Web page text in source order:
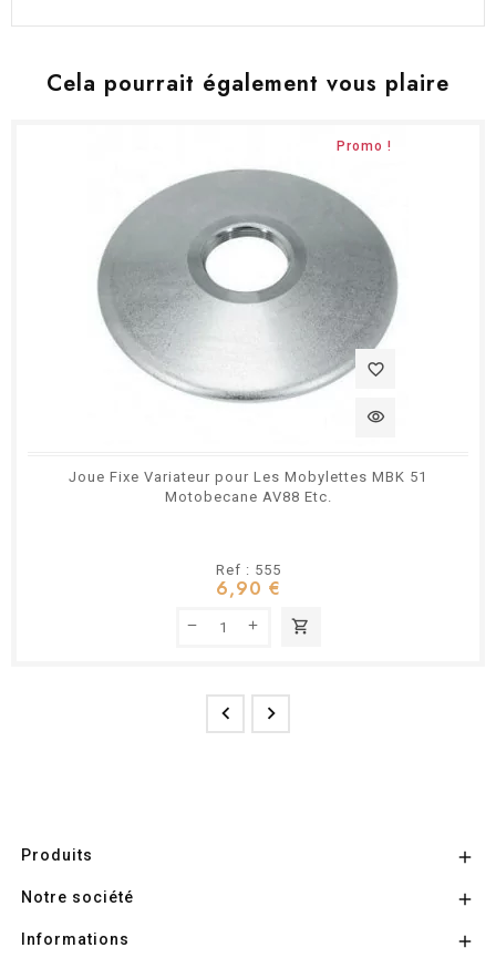
Cela pourrait également vous plaire
Promo !
favorite_border
visibility
Joue Fixe Variateur pour Les Mobylettes MBK 51
Motobecane AV88 Etc.
Ref : 555
6,90 €
shopping_cart
 
Produits 
Notre société 
Informations 